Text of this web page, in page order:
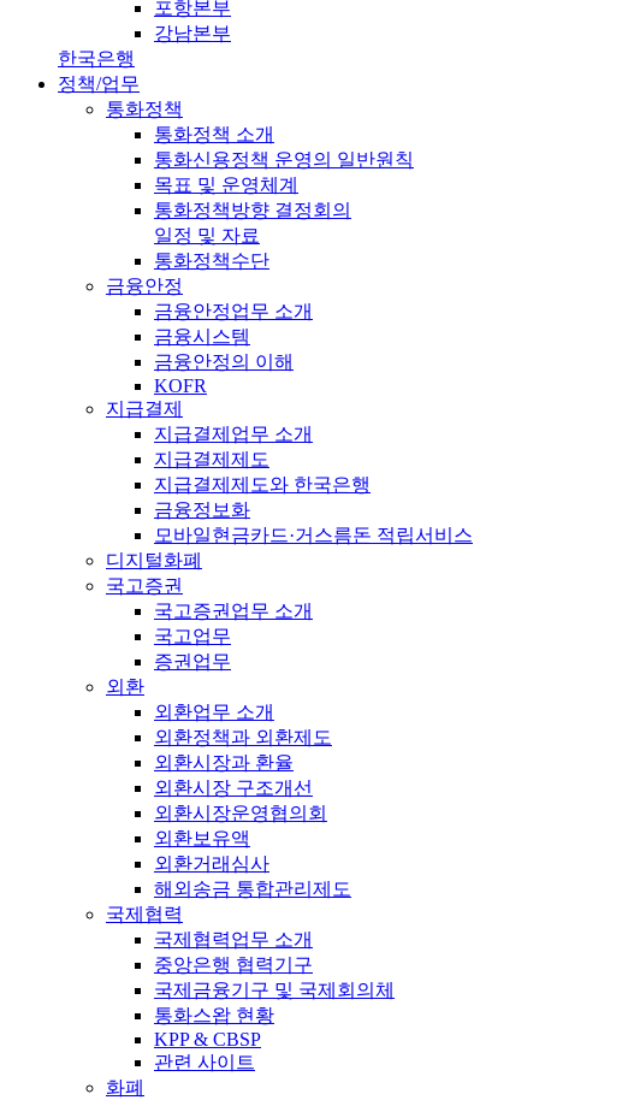
포항본부
강남본부
한국은행
정책/업무
통화정책
통화정책 소개
통화신용정책 운영의 일반원칙
목표 및 운영체계
통화정책방향 결정회의
일정 및 자료
통화정책수단
금융안정
금융안정업무 소개
금융시스템
금융안정의 이해
KOFR
지급결제
지급결제업무 소개
지급결제제도
지급결제제도와 한국은행
금융정보화
모바일현금카드·거스름돈 적립서비스
디지털화폐
국고증권
국고증권업무 소개
국고업무
증권업무
외환
외환업무 소개
외환정책과 외환제도
외환시장과 환율
외환시장 구조개선
외환시장운영협의회
외환보유액
외환거래심사
해외송금 통합관리제도
국제협력
국제협력업무 소개
중앙은행 협력기구
국제금융기구 및 국제회의체
통화스왑 현황
KPP & CBSP
관련 사이트
화폐